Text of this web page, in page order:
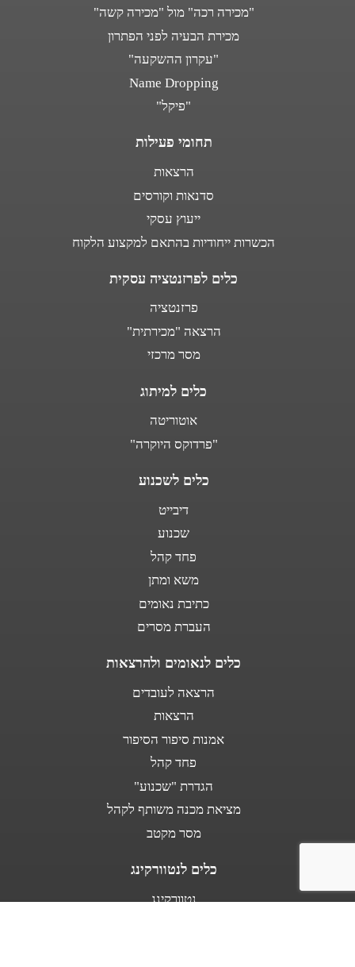
"מכירה רכה" מול "מכירה קשה"
מכירת הבעיה לפני הפתרון
"עקרון ההשקעה"
Name Dropping
"פיקל"
תחומי פעילות
הרצאות
סדנאות וקורסים
ייעוץ עסקי
הכשרות ייחודיות בהתאם למקצוע הלקוח
כלים לפרזנטציה עסקית
פרזנטציה
הרצאה "מכירתית"
מסר מרכזי
כלים למיתוג
אוטוריטה
"פרדוקס היוקרה"
כלים לשכנוע
דיבייט
שכנוע
פחד קהל
משא ומתן
כתיבת נאומים
העברת מסרים
כלים לנאומים ולהרצאות
הרצאה לעובדים
הרצאות
אמנות סיפור הסיפור
פחד קהל
הגדרת "שכנוע"
מציאת מכנה משותף לקהל
מסר מקטב
כלים לנטוורקינג
נטוורקינג